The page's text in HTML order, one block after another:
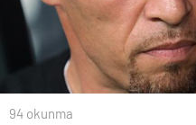
94 okunma